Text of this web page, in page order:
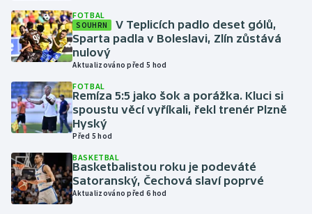
Házená
Jezdectví
Judo
Krasobruslení
Lezení
Lyže a snowboard
FOTBAL
SOUHRN
V Teplicích padlo deset gólů,
Sparta padla v Boleslavi, Zlín zůstává
nulový
Aktualizováno před 5 hod
FOTBAL
Remíza 5:5 jako šok a porážka. Kluci si
spoustu věcí vyříkali, řekl trenér Plzně
Hyský
Před 5 hod
BASKETBAL
Basketbalistou roku je podeváté
Satoranský, Čechová slaví poprvé
Aktualizováno před 6 hod